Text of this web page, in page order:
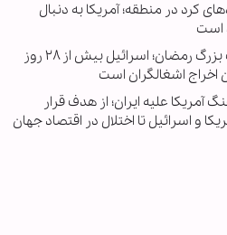
کرد در منطقه؛ آمریکا به دنبال
است
پیش بینی سرنوشت جنگ بزرگ رمضان؛ اسرائیل بیش از ۲۸ روز
اخراج اشغالگران است
آمریکا علیه ایران؛ از هدف قرار
و اسرائیل تا اختلال در اقتصاد جهان